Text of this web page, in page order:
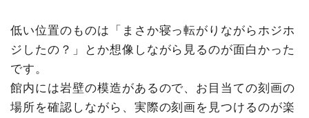
低い位置のものは「まさか寝っ転がりながらホジホ
ジしたの？」とか想像しながら見るのが面白かった
です。
館内には岩壁の模造があるので、お目当ての刻画の
場所を確認しながら、実際の刻画を見つけるのが楽